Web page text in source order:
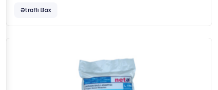
Ətraflı Bax